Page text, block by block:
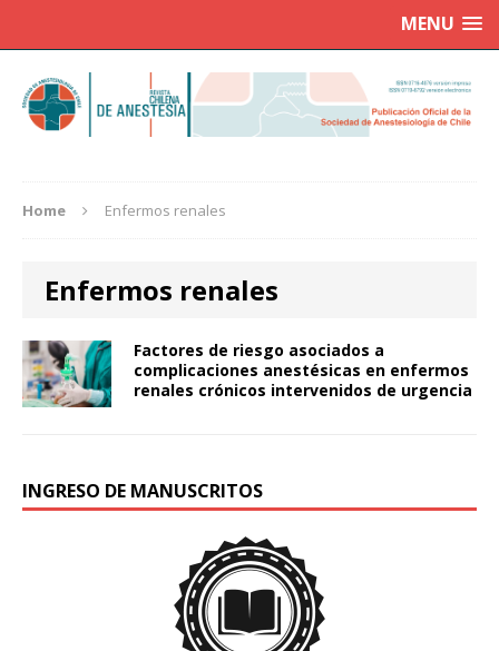
MENU
Home Enfermos renales
Enfermos renales
Factores de riesgo asociados a
complicaciones anestésicas en enfermos
renales crónicos intervenidos de urgencia
INGRESO DE MANUSCRITOS